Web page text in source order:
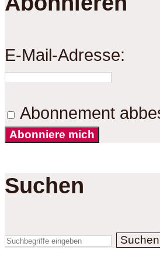
E-Mail-Adresse:
Abonnement
Abonniere mich
Suchen
Suchen